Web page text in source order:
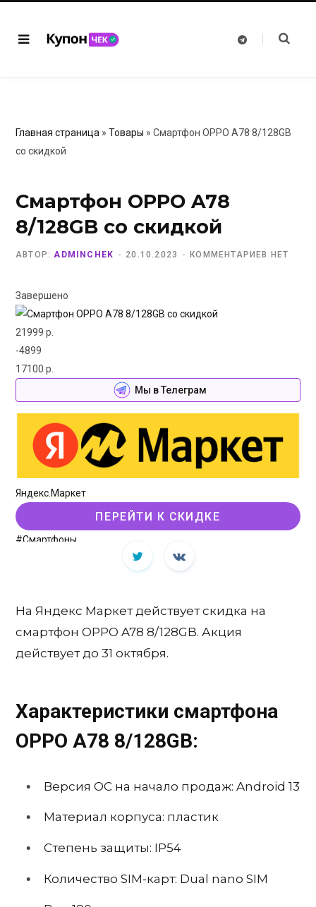
T
Главная страница » Товары » Смартфон OPPO A78 8/128GB
со скидкой
Смартфон OPPO A78
8/128GB со скидкой
АВТОР: ADMINCHEK 20.10.2023 КОММЕНТАРИЕВ НЕТ
Завершено
21999 р.
-4899
17100 р.
Мы в Телеграм
Яндекс.Маркет
ПЕРЕЙТИ К СКИДКЕ
#Смартфоны
На Яндекс Маркет действует скидка на
смартфон OPPO A78 8/128GB. Акция
действует до 31 октября.
Характеристики смартфона
OPPO A78 8/128GB:
Версия ОС на начало продаж: Android 13
Материал корпуса: пластик
Степень защиты: IP54
Количество SIM-карт: Dual nano SIM